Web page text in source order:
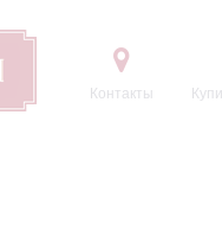
Контакты